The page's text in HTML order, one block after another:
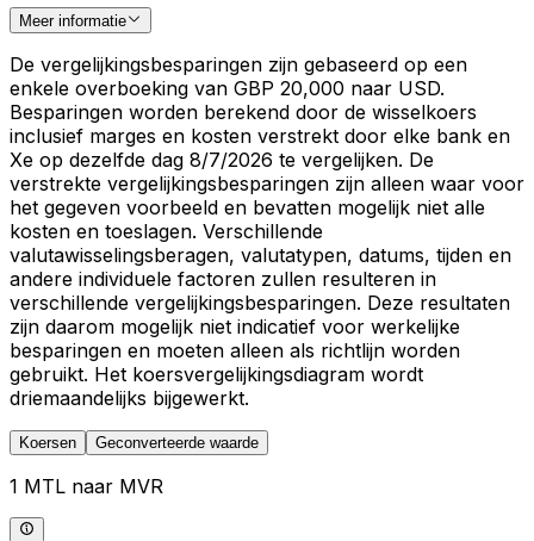
Meer informatie
De vergelijkingsbesparingen zijn gebaseerd op een
enkele overboeking van GBP 20,000 naar USD.
Besparingen worden berekend door de wisselkoers
inclusief marges en kosten verstrekt door elke bank en
Xe op dezelfde dag 8/7/2026 te vergelijken. De
verstrekte vergelijkingsbesparingen zijn alleen waar voor
het gegeven voorbeeld en bevatten mogelijk niet alle
kosten en toeslagen. Verschillende
valutawisselingsberagen, valutatypen, datums, tijden en
andere individuele factoren zullen resulteren in
verschillende vergelijkingsbesparingen. Deze resultaten
zijn daarom mogelijk niet indicatief voor werkelijke
besparingen en moeten alleen als richtlijn worden
gebruikt. Het koersvergelijkingsdiagram wordt
driemaandelijks bijgewerkt.
Koersen Geconverteerde waarde
1 MTL naar MVR